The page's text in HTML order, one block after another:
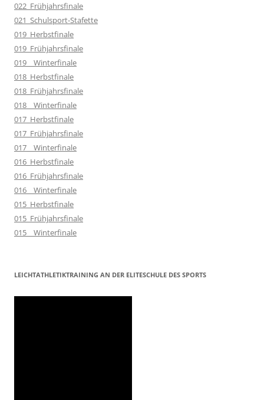
022_Frühjahrsfinale
021_Schulsport-Stafette
019_Herbstfinale
019_Frühjahrsfinale
019__Winterfinale
018_Herbstfinale
018_Frühjahrsfinale
018__Winterfinale
017_Herbstfinale
017_Frühjahrsfinale
017__Winterfinale
016_Herbstfinale
016_Frühjahrsfinale
016__Winterfinale
015_Herbstfinale
015_Frühjahrsfinale
015__Winterfinale
LEICHTATHLETIKTRAINING AN DER ELITESCHULE DES SPORTS